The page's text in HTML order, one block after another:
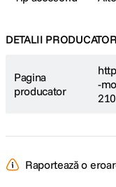
DETALII PRODUCATOR
Pagina
producator
-
Raportează o